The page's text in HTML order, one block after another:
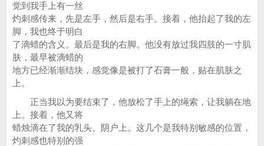
觉到我手上有一丝
灼刺感传来，先是左手，然后是右手。接着，他抬起了我的左
脚，我也终于明白
了滴蜡的含义。最后是我的右脚。他没有放过我四肢的一寸肌
肤，最早被滴蜡的
地方已经渐渐结块，感觉像是被打了石膏一般，贴在肌肤之
上。
正当我以为要结束了，他放松了手上的绳索，让我躺在地
上。接着，他又将
蜡烛滴在了我的乳头、阴户上。这几个是我特别敏感的位置，
灼刺感也特别的强